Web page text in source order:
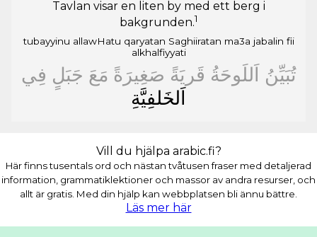
Tavlan visar en liten by med ett berg i
bakgrunden.1
tubayyinu allawHatu qaryatan Saghiiratan ma3a jabalin fii
alkhalfiyyati
ﺗُﺒَﻴِّﻦُ ﺍَﻟﻠَﻮﺣَﺔُ ﻗَﺮﻳَﺔً ﺻَﻐِﻴﺮَﺓً ﻣَﻊَ ﺟَﺒَﻞٍ ﻓِﻲ
ﺍَﻟﺨَﻠﻔِﻴَّﺔِ
Vill du hjälpa arabic.fi?
Här finns tusentals ord och nästan tvåtusen fraser med detaljerad
information, grammatiklektioner och massor av andra resurser, och
allt är gratis. Med din hjälp kan webbplatsen bli ännu bättre.
Läs mer här